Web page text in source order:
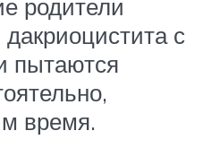
родители
с
пытаются
время.